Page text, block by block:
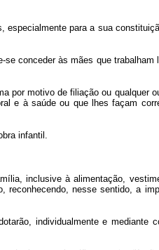
para a sua
conceder às mães que trabalham
por motivo de filiação ou qualquer
e à saúde ou que lhes façam
infantil.
inclusive à alimentação,
nesse sentido, a
individualmente e mediante